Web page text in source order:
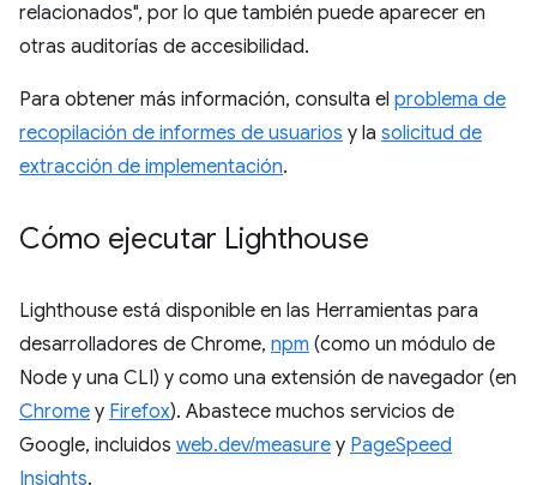
relacionados", por lo que también puede aparecer en
otras auditorías de accesibilidad.
Para obtener más información, consulta el problema de
recopilación de informes de usuarios y la solicitud de
extracción de implementación.
Cómo ejecutar Lighthouse
Lighthouse está disponible en las Herramientas para
desarrolladores de Chrome, npm (como un módulo de
Node y una CLI) y como una extensión de navegador (en
Chrome y Firefox). Abastece muchos servicios de
Google, incluidos web.dev/measure y PageSpeed
Insights.